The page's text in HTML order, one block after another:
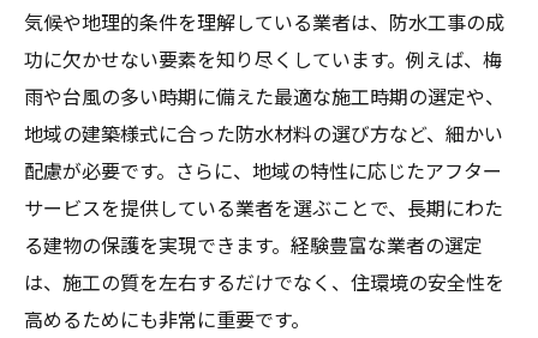
専門家が語る地形別防水工法の選定
葛飾区の地形を熟知した施工の重要性
実績が証明する防水工事の長期的効果
長期間にわたる工事効果の観察結果
ユーザーの声が語る防水工事の評価
長期的視点で考える防水工事の利点
耐久性を実現するための成功事例
気候や地理的条件を理解している業者は、防水工事の成
功に欠かせない要素を知り尽くしています。例えば、梅
雨や台風の多い時期に備えた最適な施工時期の選定や、
地域の建築様式に合った防水材料の選び方など、細かい
配慮が必要です。さらに、地域の特性に応じたアフター
サービスを提供している業者を選ぶことで、長期にわた
る建物の保護を実現できます。経験豊富な業者の選定
は、施工の質を左右するだけでなく、住環境の安全性を
高めるためにも非常に重要です。